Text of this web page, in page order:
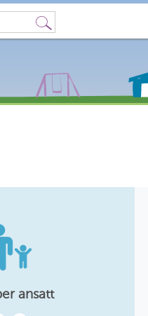
Søk
ansatt